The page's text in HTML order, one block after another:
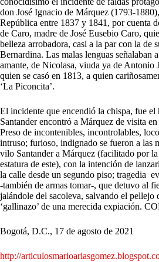
don José Ignacio de Márquez (1793-
República entre 1837 y 1841, por cuenta
de Caro, madre de José Eusebio Caro,
belleza arrobadora, casi a la par con la de
Bernardina. Las malas lenguas señalaban
amante, de Nicolasa, viuda ya de Antonio
quien se casó en 1813, a quien
‘La Piconcita’.
El incidente que encendió la chispa, fue el
Santander encontró a Márquez de visita
Preso de incontenibles, incontrolables,
intruso; furioso, indignado se fueron a las
vilo Santander a Márquez (facilitado por la
estatura de este), con la intención de
la calle desde un segundo piso; tragedia
-también de armas tomar-, que detuvo al
jalándole del sacoleva, salvando el pellejo
‘gallinazo’ de una merecida expiación.
Bogotá, D.C., 17 de agosto de 2021
http://